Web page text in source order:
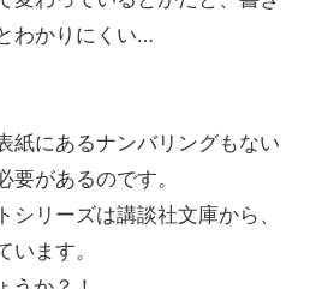
わかりにくい…
紙にあるナンバリングもない
要があるのです。
シリーズは講談社文庫から、
います。